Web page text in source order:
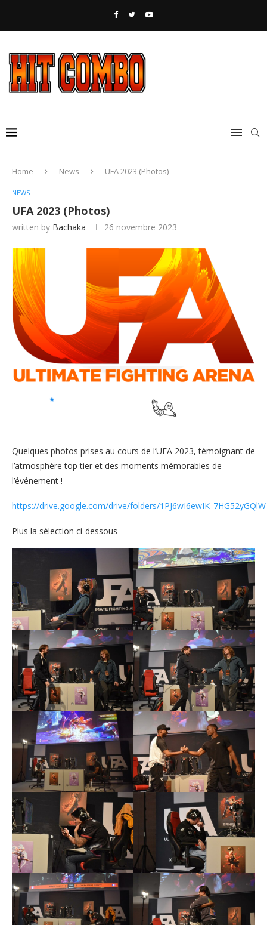
Home News UFA 2023 (Photos)
NEWS
UFA 2023 (Photos)
written by Bachaka 26 novembre 2023
Quelques photos prises au cours de l’UFA 2023, témoignant de
l’atmosphère top tier et des moments mémorables de
l’événement !
https://drive.google.com/drive/folders/
Plus la sélection ci-dessous